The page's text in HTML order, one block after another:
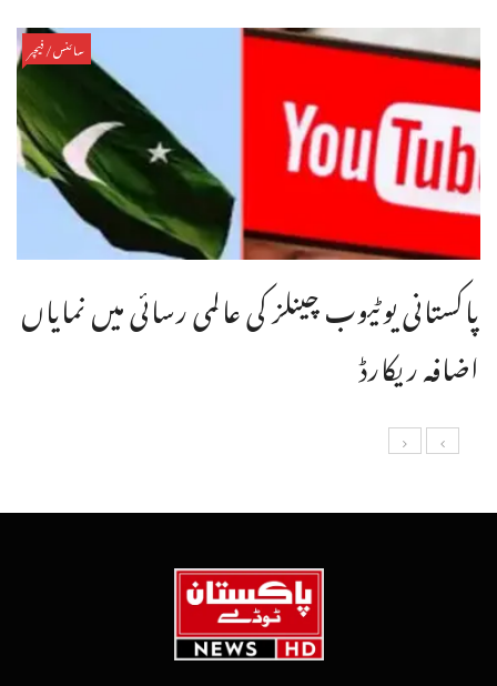
سائنس/فیچر
پاکستانی یوٹیوب چینلز کی عالمی رسائی میں نمایاں
اضافہ ریکارڈ